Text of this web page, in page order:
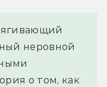
неровной
о том, как